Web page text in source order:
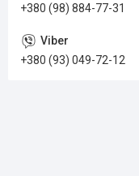
+380 (98) 884-77-31
+380 (93) 049-72-12